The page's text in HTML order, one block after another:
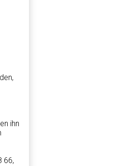
ihn
66,